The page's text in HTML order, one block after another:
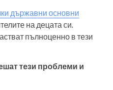
държавни основни
на децата си.
пълноценно в тези
тези проблеми и